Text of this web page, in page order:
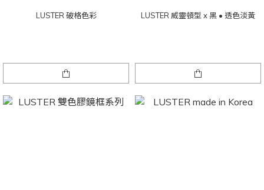
LUSTER 破格色彩 LUSTER 威靈頓型 x 黑 • 透色淡黃